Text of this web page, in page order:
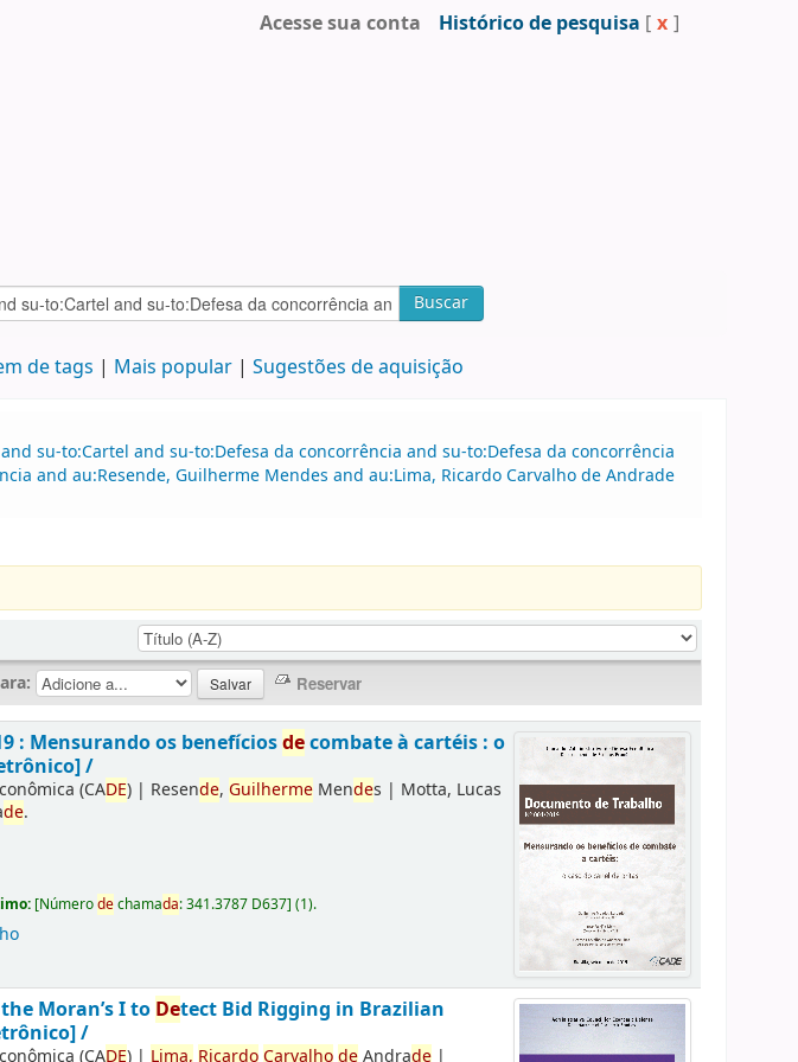
Acesse sua conta Histórico de pesquisa [ x ]
Buscar
de tags Mais popular Sugestões de aquisição
su-to:Cartel and su-to:Defesa da concorrência and su-to:Defesa da concorrência
and au:Resende, Guilherme Mendes and au:Lima, Ricardo Carvalho de Andrade
: Mensurando os benefíciosdecombate à cartéis : o
/
(CADE) | Resende,Guilherme Mendes | Motta, Lucas
de.
[Númerodechamada:341.3787 D637](1).
Moran’s I to Detect Bid Rigging in Brazilian
/